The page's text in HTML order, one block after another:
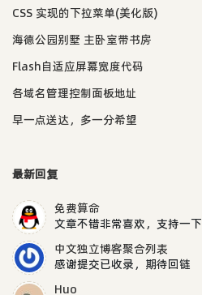
CSS 实现的下拉菜单(美化版)
海德公园别墅 主卧室带书房
Flash自适应屏幕宽度代码
各域名管理控制面板地址
早一点送达，多一分希望
最新回复
免费算命
文章不错非常喜欢，支持一下
中文独立博客聚合列表
感谢提交已收录，期待回链
Huo